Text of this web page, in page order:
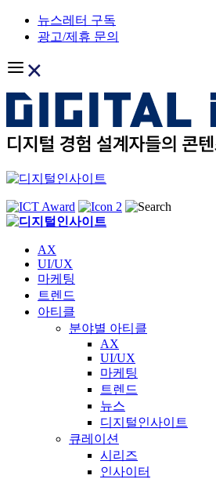
Skip
content
뉴스레터 구독
광고/제휴 문의
AX
UI/UX
마케팅
트렌드
아티클
분야별 아티클
AX
UI/UX
마케팅
트렌드
뉴스
디지털인사이트
큐레이션
시리즈
인사이터